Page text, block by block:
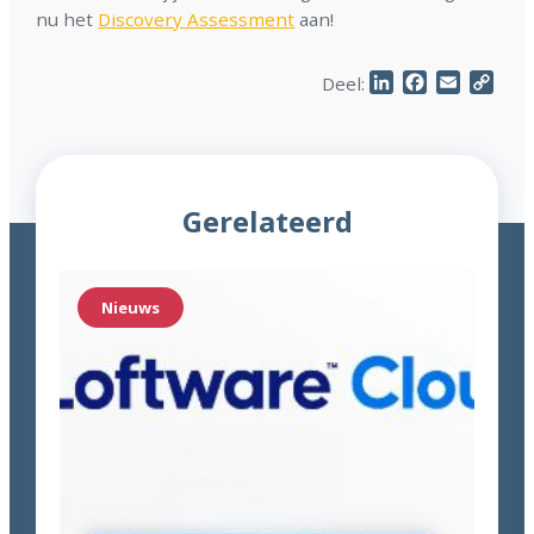
nu het Discovery Assessment aan!
Deel: LinkedInFacebook
Email
Gerelateerd
Nieuws